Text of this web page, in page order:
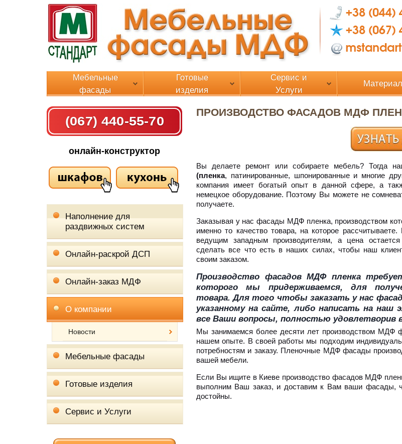
Мебельные
фасады
Готовые
изделия
Сервис и
Услуги
(067) 440-55-70
онлайн-конструктор
Наполнение для
раздвижных систем
Онлайн-раскрой ДСП
Онлайн-заказ МДФ
О компании
Новости
Мебельные фасады
Готовые изделия
Сервис и Услуги
ПРОИЗВОДСТВО ФАСАДОВ МДФ
Вы делаете ремонт или собираете мебель? Тогда
(пленка, патинированные, шпонированные и многие
компания имеет богатый опыт в данной сфере, а
немецкое оборудование. Поэтому Вы можете не
получаете.
Заказывая у нас фасады МДФ пленка, производством
именно то качество товара, на которое
ведущим западным производителям, а цена
сделать все что есть в наших силах, чтобы наш
своим заказом.
Производство фасадов МДФ пленка
которого мы придерживаемся, для
товара. Для того чтобы заказать у нас
указанному на сайте, либо написать на
все Ваши вопросы, полностью удовлетворив
Мы занимаемся более десяти лет производством МДФ
нашем опыте. В своей работы мы подходим
потребностям и заказу. Пленочные МДФ фасады
вашей мебели.
Если Вы ищите в Киеве производство фасадов МДФ
выполним Ваш заказ, и доставим к Вам ваши фасады,
достойны.